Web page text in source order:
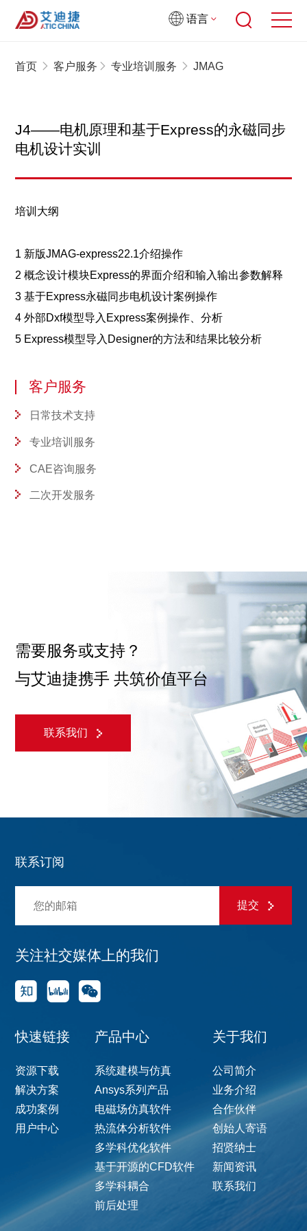
语言
首页 客户服务 专业培训服务 JMAG
J4——电机原理和基于Express的永磁同步
电机设计实训
培训大纲
1 新版JMAG-express22.1介绍操作
2 概念设计模块Express的界面介绍和输入输出参数解释
3 基于Express永磁同步电机设计案例操作
4 外部Dxf模型导入Express案例操作、分析
5 Express模型导入Designer的方法和结果比较分析
客户服务
日常技术支持
专业培训服务
CAE咨询服务
二次开发服务
需要服务或支持？
与艾迪捷携手 共筑价值平台
联系我们
联系订阅
提交
关注社交媒体上的我们
快速链接
资源下载
解决方案
成功案例
用户中心
产品中心
系统建模与仿真
Ansys系列产品
电磁场仿真软件
热流体分析软件
多学科优化软件
基于开源的CFD软件
多学科耦合
前后处理
关于我们
公司简介
业务介绍
合作伙伴
创始人寄语
招贤纳士
新闻资讯
联系我们